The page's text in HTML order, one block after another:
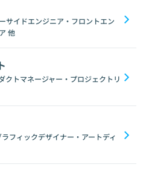
サイドエンジニア・フロントエン
他
クトマネージャー・プロジェクトリ
フィックデザイナー・アートディ